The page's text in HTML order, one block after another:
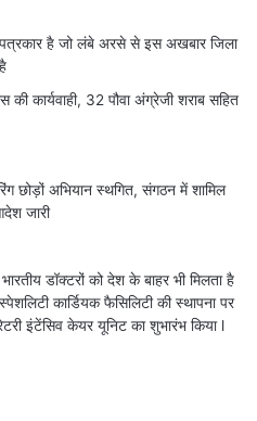
है जो लंबे अरसे से इस अखबार जिला
कार्यवाही, 32 पौवा अंग्रेजी शराब सहित
छोड़ों अभियान स्थगित, संगठन में शामिल
जारी
डॉक्टरों को देश के बाहर भी मिलता है
कार्डियक फैसिलिटी की स्थापना पर
इंटेंसिव केयर यूनिट का शुभारंभ किया l